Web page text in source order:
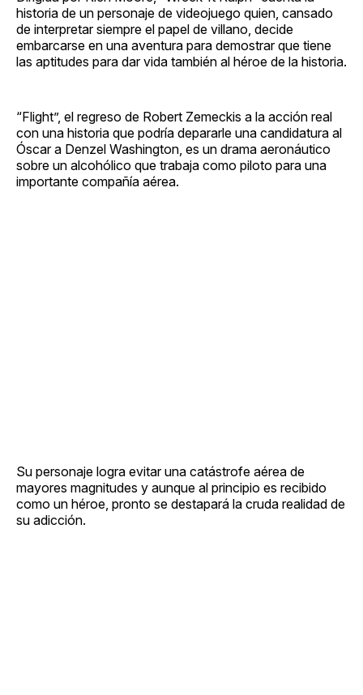
historia de un personaje de videojuego quien, cansado
de interpretar siempre el papel de villano, decide
embarcarse en una aventura para demostrar que tiene
las aptitudes para dar vida también al héroe de la historia.
“Flight”, el regreso de Robert Zemeckis a la acción real
con una historia que podría depararle una candidatura al
Óscar a Denzel Washington, es un drama aeronáutico
sobre un alcohólico que trabaja como piloto para una
importante compañía aérea.
Su personaje logra evitar una catástrofe aérea de
mayores magnitudes y aunque al principio es recibido
como un héroe, pronto se destapará la cruda realidad de
su adicción.